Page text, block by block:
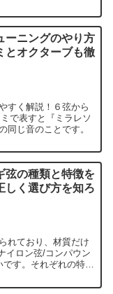
ーニングのやり方
とオクターブも徹
すく解説！６弦から
で表すと『ミラレソ
同じ音のことです。
弦の種類と特徴を
しく選び方を知ろ
れており、材質だけ
イロン弦/コンパウン
です。それぞれの特徴